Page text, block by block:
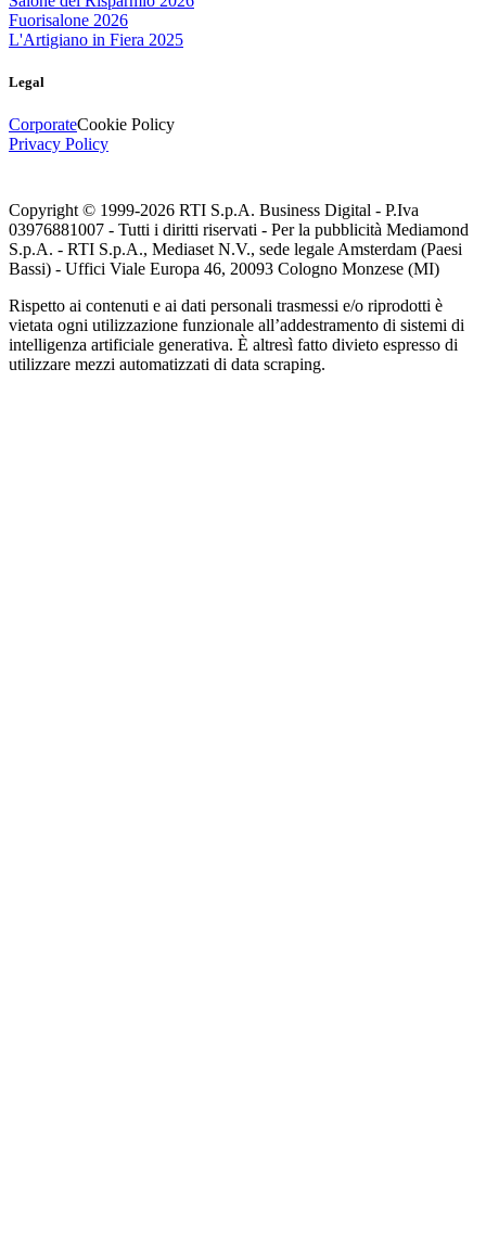
Fuorisalone 2026
L'Artigiano in Fiera 2025
Legal
CorporateCookie Policy
Privacy Policy
Copyright © 1999-2026 RTI S.p.A. Business Digital - P.Iva
03976881007 - Tutti i diritti riservati - Per la pubblicità Mediamond
S.p.A. - RTI S.p.A., Mediaset N.V., sede legale Amsterdam (Paesi
Bassi) - Uffici Viale Europa 46, 20093 Cologno Monzese (MI)
Rispetto ai contenuti e ai dati personali trasmessi e/o riprodotti è
vietata ogni utilizzazione funzionale all’addestramento di sistemi di
intelligenza artificiale generativa. È altresì fatto divieto espresso di
utilizzare mezzi automatizzati di data scraping.